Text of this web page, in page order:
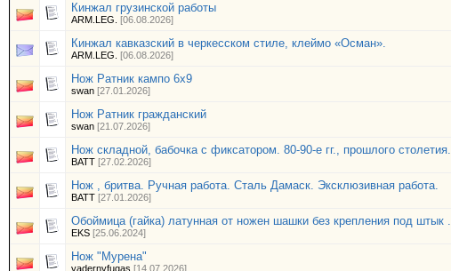
Кинжал грузинской работы
ARM.LEG. [06.08.2026]
Кинжал кавказский в черкесском стиле, клеймо «Осман».
ARM.LEG. [06.08.2026]
Нож Ратник кампо 6х9
swan [27.01.2026]
Нож Ратник гражданский
swan [21.07.2026]
Нож складной, бабочка с фиксатором. 80-90-е гг., прошлого столетия.
BATT [27.02.2026]
Нож , бритва. Ручная работа. Сталь Дамаск. Эксклюзивная работа.
BATT [27.01.2026]
Обоймица (гайка) латунная от ножен шашки без крепления под штык .
EKS [25.06.2024]
Нож "Мурена"
yadernyfugas [14.07.2026]